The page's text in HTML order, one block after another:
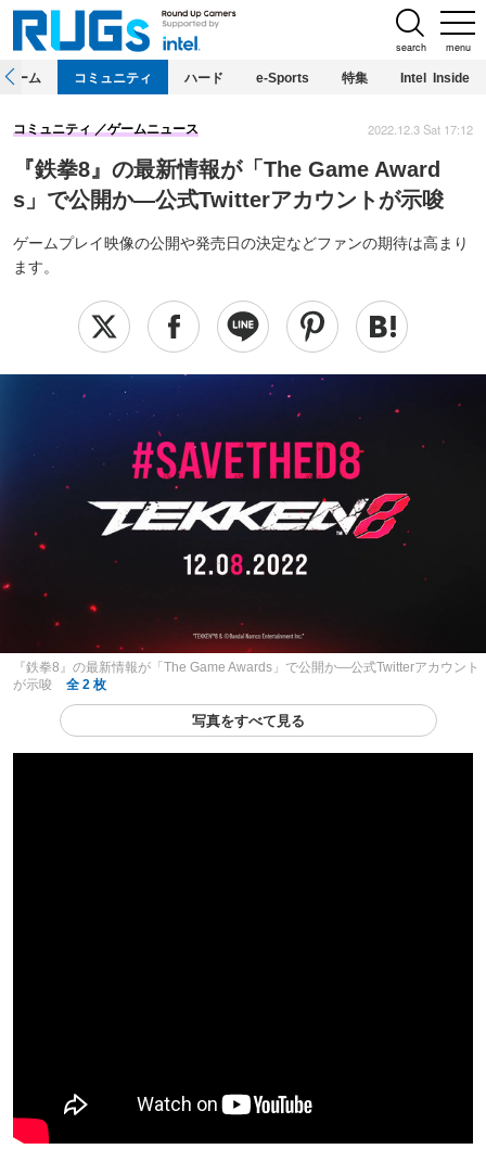
menu
search
ホーム コミュニティ ハード e-Sports 特集 Intel Inside
『鉄拳8』の最新情報が「The Game Award
s」で公開か―公式Twitterアカウントが示唆
ゲームプレイ映像の公開や発売日の決定などファンの期待は高まり
ます。
コミュニティ ゲームニュース 2022.12.3 Sat 17:12
『鉄拳8』の最新情報が「The Game Awards」で公開か―公式Twitterアカウント
が示唆
全 2 枚
写真をすべて見る